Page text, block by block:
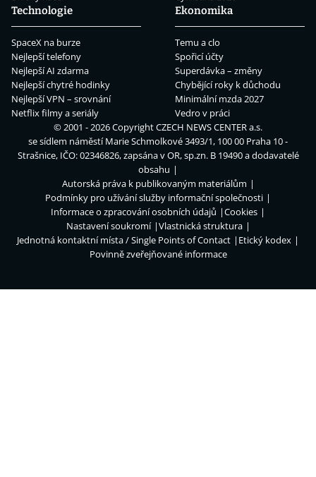
Technologie
SpaceX na burze
Nejlepší telefony
Nejlepší AI zdarma
Nejlepší chytré hodinky
Nejlepší VPN – srovnání
Netflix filmy a seriály
Ekonomika
Temu a clo
Spořicí účty
Superdávka – změny
Chybějící roky k důchodu
Minimální mzda 2027
Vedro v práci
© 2001 - 2026 CopyrightCZECH NEWS CENTER a.s.
se sídlem náměstí Marie Schmolkové 3493/1, 100 00 Praha 10 -
Strašnice, IČO: 02346826, zapsána v OR, sp.zn. B 19490 a dodavatelé
obsahu
Autorská práva k publikovaným materiálům
Podmínky pro užívání služby informační společnosti
Informace o zpracování osobních údajů
Cookies
Nastavení soukromí
Vlastnická struktura
Jednotná kontaktní místa / Single Points of Contact
Etický kodex
Povinně zveřejňované informace